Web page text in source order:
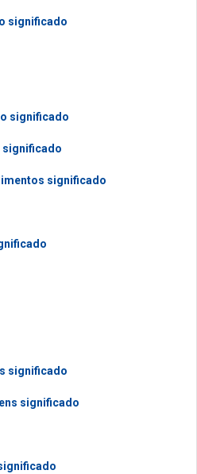
significado
significado
significado
significado
significado
significado